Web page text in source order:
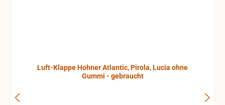
Luft-Klappe Hohner Atlantic, Pirola, Lucia ohne
Gummi - gebraucht